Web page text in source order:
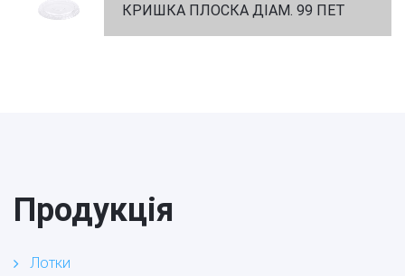
КРИШКА ПЛОСКА ДІАМ. 99 ПЕТ
Продукція
Лотки